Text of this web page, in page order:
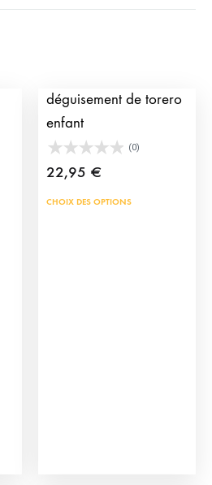
déguisement de torero
enfant
(0)
22,95 €
CHOIX DES OPTIONS